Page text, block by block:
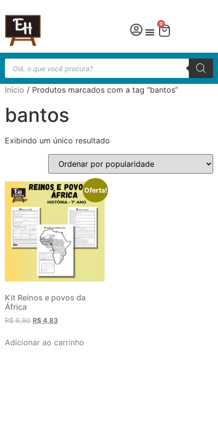
0
Início / Produtos marcados com a tag “bantos”
bantos
Exibindo um único resultado
Oferta!
Kit Reinos e povos da
África
R$6,90 R$4,83
Adicionar ao carrinho